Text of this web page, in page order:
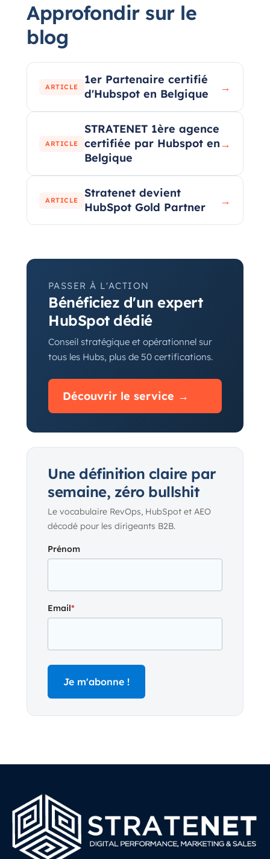
Approfondir sur le
blog
ARTICLE
1er Partenaire certifié
d'Hubspot en Belgique
→
ARTICLE
STRATENET 1ère agence
certifiée par Hubspot en
Belgique
→
ARTICLE
Stratenet devient
HubSpot Gold Partner
→
PASSER À L'ACTION
Bénéficiez d'un expert
HubSpot dédié
Conseil stratégique et opérationnel sur
tous les Hubs, plus de 50 certifications.
Découvrir le service →
Une définition claire par
semaine, zéro bullshit
Le vocabulaire RevOps, HubSpot et AEO
décodé pour les dirigeants B2B.
Prénom
Email*